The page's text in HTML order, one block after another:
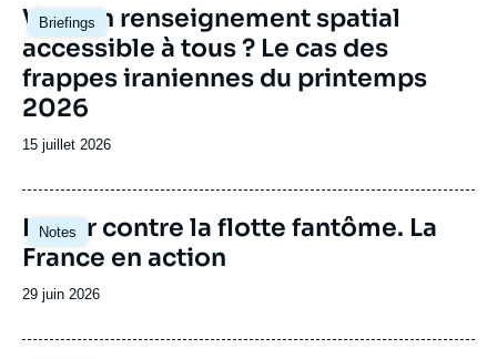
Briefings
Image
principale
Vers un renseignement spatial
accessible à tous ? Le cas des
frappes iraniennes du printemps
2026
Date
publication
15 juillet 2026
Notes
Image
principale
Lutter contre la flotte fantôme. La
France en action
Date
publication
29 juin 2026